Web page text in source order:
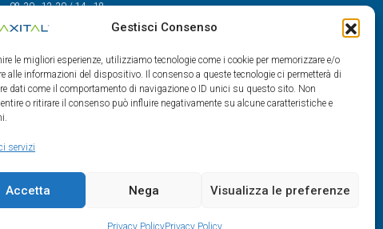
Gestisci Consenso
le migliori esperienze, utilizziamo tecnologie come i cookie per memorizzare e/o
alle informazioni del dispositivo. Il consenso a queste tecnologie ci permetterà di
dati come il comportamento di navigazione o ID unici su questo sito. Non
o ritirare il consenso può influire negativamente su alcune caratteristiche e
servizi
Accetta Nega Visualizza le preferenze
Privacy PolicyPrivacy Policy
08.30 - 12.30 / 14 - 18
0522/909701
info@maxital.it